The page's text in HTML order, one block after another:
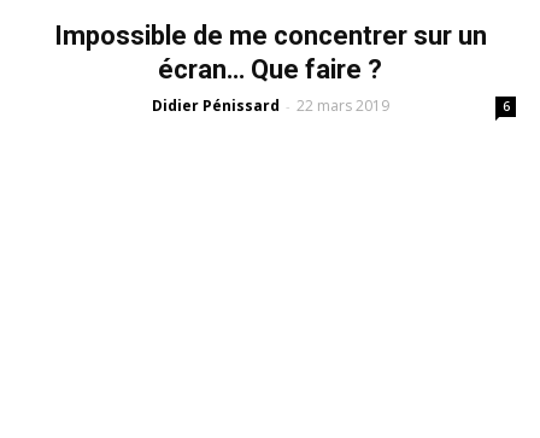
Impossible de me concentrer sur un
écran… Que faire ?
Didier Pénissard - 22 mars 2019 6